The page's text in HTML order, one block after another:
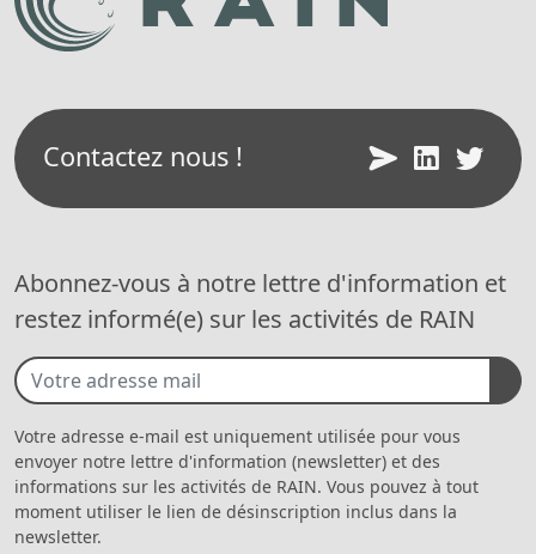
Contactez nous !
Abonnez-vous à notre lettre d'information et
restez informé(e) sur les activités de RAIN
Votre adresse e-mail est uniquement utilisée pour vous
envoyer notre lettre d'information (newsletter) et des
informations sur les activités de RAIN. Vous pouvez à tout
moment utiliser le lien de désinscription inclus dans la
newsletter.